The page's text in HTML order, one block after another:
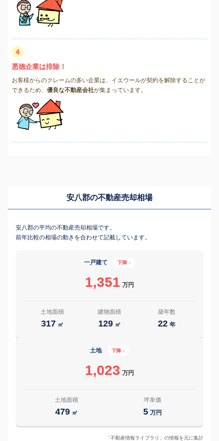
4
悪徳企業は排除！
お客様からのクレームの多い企業は、イエウールが契約を解除することが
できるため、 優良な不動産会社が集まっています。
安八郡の不動産売却相場
安八郡の平均の不動産売却相場です。
前年比較の相場の動きを合わせて記載しています。
一戸建て 下降 ↓
1,351 万円
土地面積
317 ㎡
建物面積
129 ㎡
築年数
22 年
土地 下降 ↓
1,023 万円
土地面積
479 ㎡
坪単価
5 万円
「不動産情報ライブラリ」の情報を元に集計